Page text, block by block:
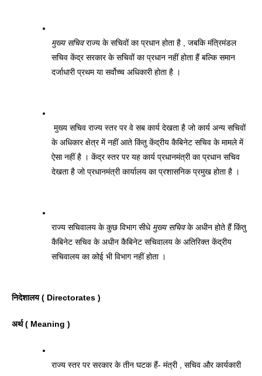
मुख्य सचिव राज्य के सचिवों का प्रधान होता है , जबकि मंत्रिमंडल
सचिव केंद्र सरकार के सचिवों का प्रधान नहीं होता हैं बल्कि समान
दर्जाधारी प्रथम या सर्वोच्च अधिकारी होता है ।
मुख्य सचिव राज्य स्तर पर वे सब कार्य देखता है जो कार्य अन्य सचिवों
के अधिकार क्षेत्र में नहीं आते किंतु केंद्रीय कैबिनेट सचिव के मामले में
ऐसा नहीं है । केंद्र स्तर पर यह कार्य प्रधानमंत्री का प्रधान सचिव
देखता है जो प्रधानमंत्री कार्यालय का प्रशासनिक प्रमुख होता है ।
राज्य सचिवालय के कुछ विभाग सीधे मुख्य सचिव के अधीन होते हैं किंतु
कैबिनेट सचिव के अधीन कैबिनेट सचिवालय के अतिरिक्त केंद्रीय
सचिवालय का कोई भी विभाग नहीं होता ।
निदेशालय ( Directorates )
अर्थ ( Meaning )
राज्य स्तर पर सरकार के तीन घटक हैं- मंत्री , सचिव और कार्यकारी